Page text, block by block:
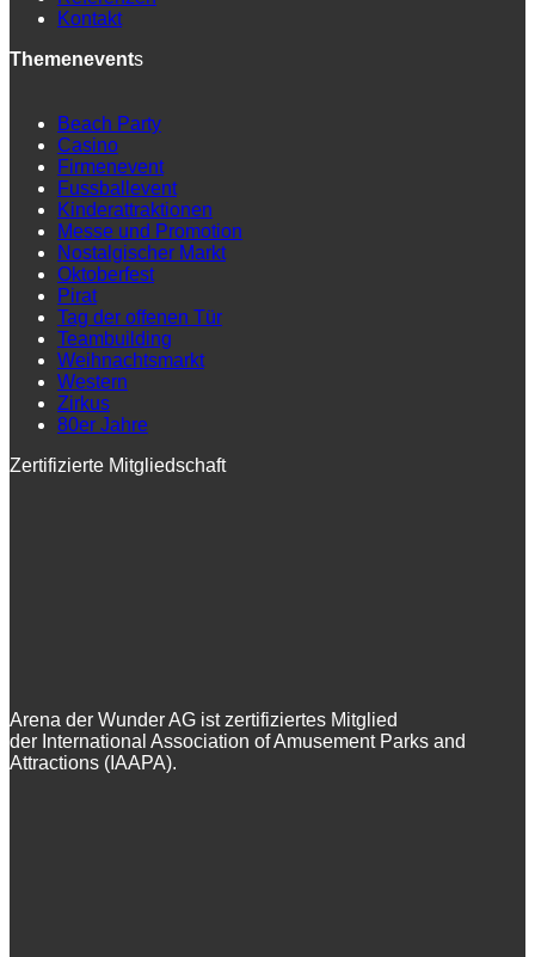
Kontakt
Themenevents
Beach Party
Casino
Firmenevent
Fussballevent
Kinderattraktionen
Messe und Promotion
Nostalgischer Markt
Oktoberfest
Pirat
Tag der offenen Tür
Teambuilding
Weihnachtsmarkt
Western
Zirkus
80er Jahre
Zertifizierte Mitgliedschaft
Arena der Wunder AG ist zertifiziertes Mitglied
der International Association of Amusement Parks and
Attractions (IAAPA).